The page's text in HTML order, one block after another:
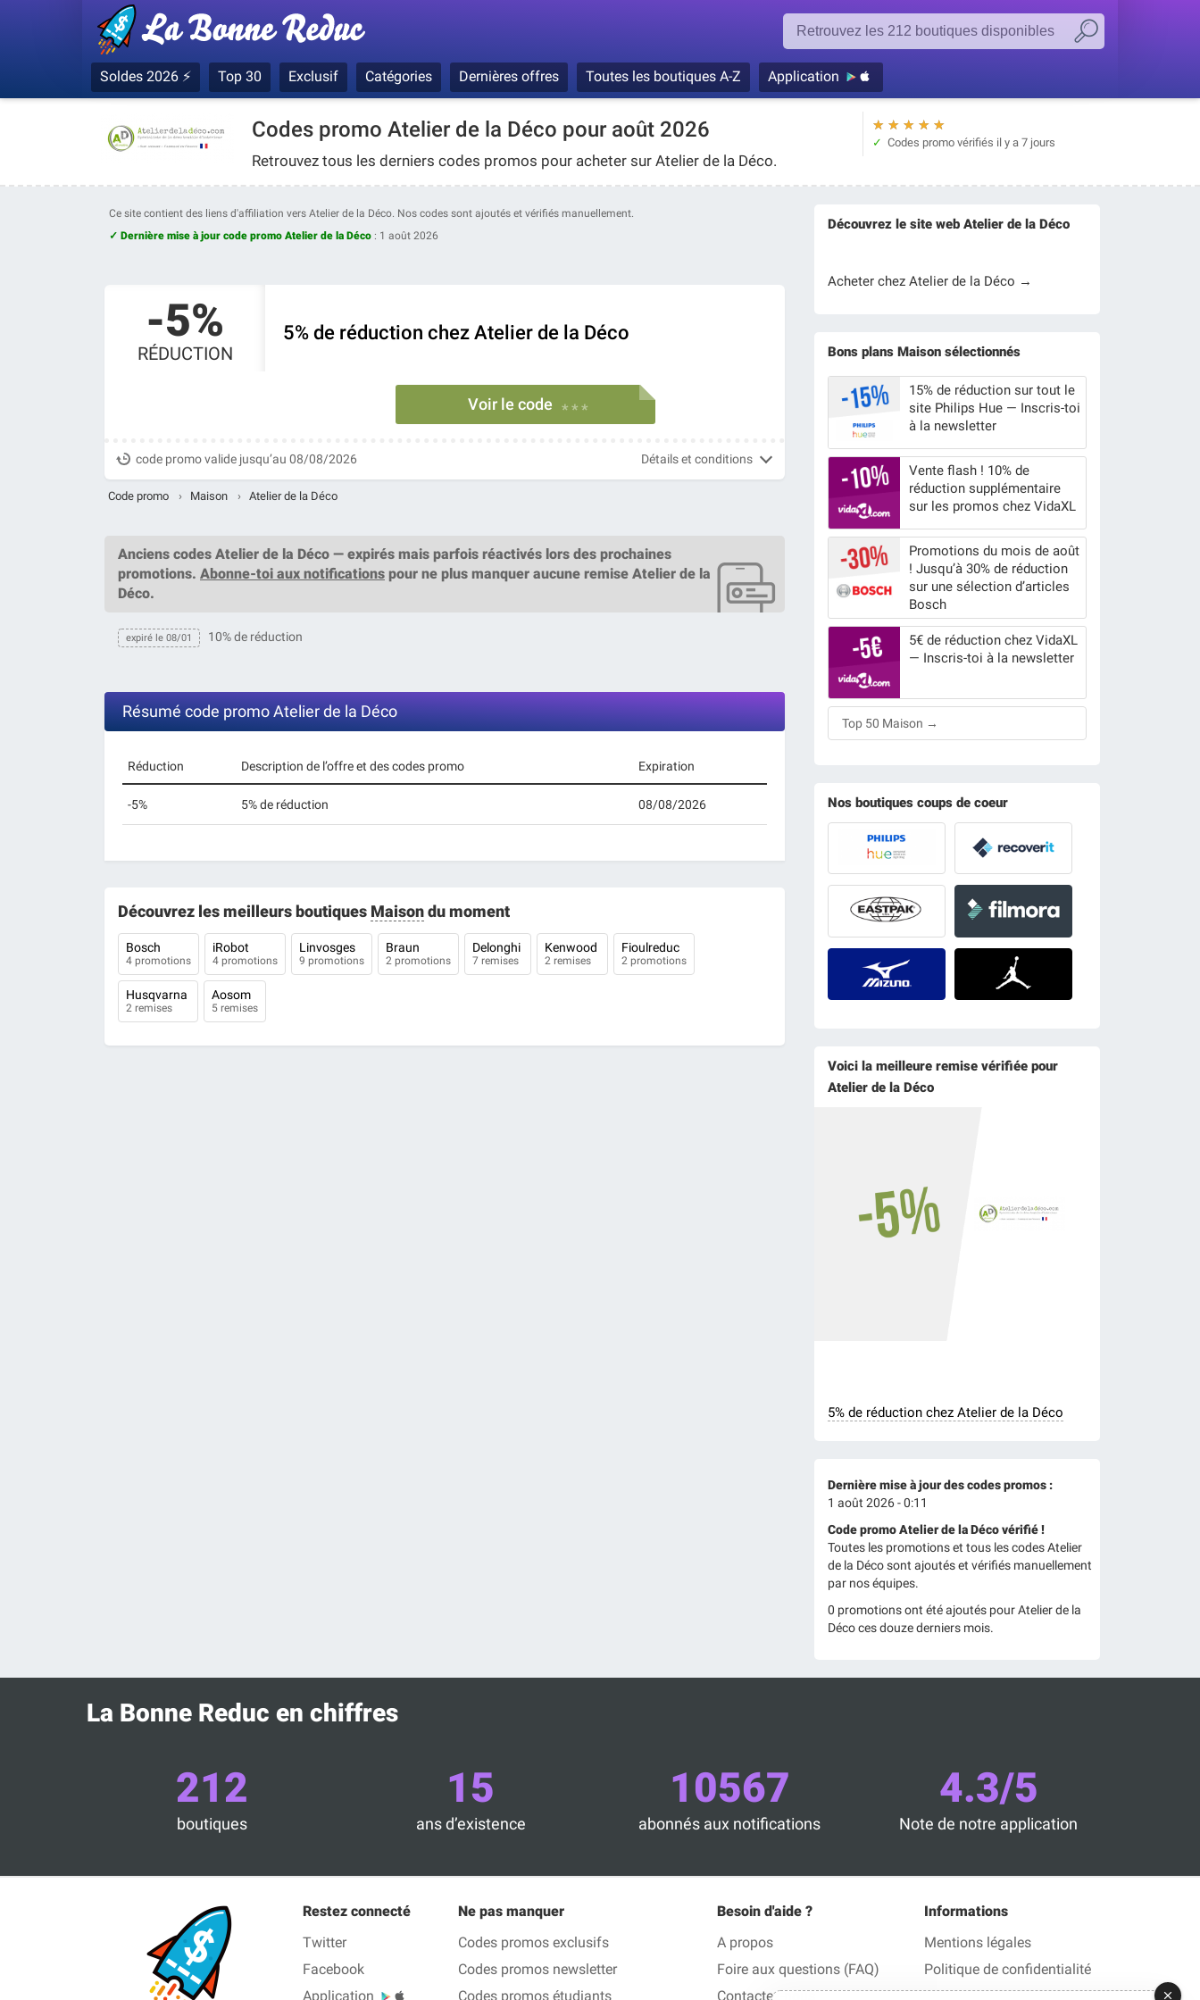
Soldes 2026 ⚡ Top 30 Exclusif Catégories Dernières offres Toutes les boutiques A-Z Application
Codes promo Atelier de la Déco pour août 2026
Retrouvez tous les derniers codes promos pour acheter sur Atelier de la Déco.
★
★
★
★
★
Codes promo vérifiés il y a 7 jours
Ce site contient des liens d'affiliation vers Atelier de la Déco. Nos codes sont ajoutés et vérifiés manuellement.
✓ Dernière mise à jour code promo Atelier de la Déco : 1 août 2026
-5%
RÉDUCTION
5% de réduction chez Atelier de la Déco
Voir le code * * *
code promo valide jusqu’au 08/08/2026 Détails et conditions
Code promo › Maison › Atelier de la Déco
Anciens codes Atelier de la Déco — expirés mais parfois réactivés lors des prochaines
promotions. Abonne-toi aux notifications pour ne plus manquer aucune remise Atelier de la
Déco.
expiré le 08/01 10% de réduction
Résumé code promo Atelier de la Déco
Réduction Description de l’offre et des codes promo Expiration
-5% 5% de réduction 08/08/2026
Découvrez les meilleurs boutiques Maisondu moment
Bosch
4 promotions
iRobot
4 promotions
Linvosges
9 promotions
Braun
2 promotions
Delonghi
7 remises
Kenwood
2 remises
Fioulreduc
2 promotions
Husqvarna
2 remises
Aosom
5 remises
Découvrez le site web Atelier de la Déco
Acheter chez Atelier de la Déco →
Bons plans Maison sélectionnés
15% de réduction sur tout le
site Philips Hue — Inscris-toi
à la newsletter
Vente flash ! 10% de
réduction supplémentaire
sur les promos chez VidaXL
Promotions du mois de août
! Jusqu’à 30% de réduction
sur une sélection d’articles
Bosch
5€ de réduction chez VidaXL
— Inscris-toi à la newsletter
Top 50 Maison →
Nos boutiques coups de coeur
Voici la meilleure remise vérifiée pour
Atelier de la Déco
5% de réduction chez Atelier de la Déco
Dernière mise à jour des codes promos :
1 août 2026 - 0:11
Code promo Atelier de la Déco vérifié !
Toutes les promotions et tous les codes Atelier
de la Déco sont ajoutés et vérifiés manuellement
par nos équipes.
0 promotions ont été ajoutés pour Atelier de la
Déco ces douze derniers mois.
La Bonne Reduc en chiffres
212
boutiques
15
ans d’existence
10567
abonnés aux notifications
4.3/5
Note de notre application
Restez connecté
Twitter
Facebook
Application
Ne pas manquer
Codes promos exclusifs
Codes promos newsletter
Codes promos étudiants
Besoin d'aide ?
A propos
Foire aux questions (FAQ)
Contactez-nous
Informations
Mentions légales
Politique de confidentialité